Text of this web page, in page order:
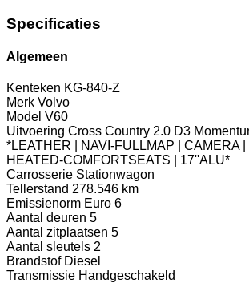
Specificaties
Algemeen
Kenteken KG-840-Z
Merk Volvo
Model V60
Uitvoering Cross Country 2.0 D3
*LEATHER | NAVI-FULLMAP | CAMERA |
HEATED-COMFORTSEATS | 17''ALU*
Carrosserie Stationwagon
Tellerstand 278.546 km
Emissienorm Euro 6
Aantal deuren 5
Aantal zitplaatsen 5
Aantal sleutels 2
Brandstof Diesel
Transmissie Handgeschakeld